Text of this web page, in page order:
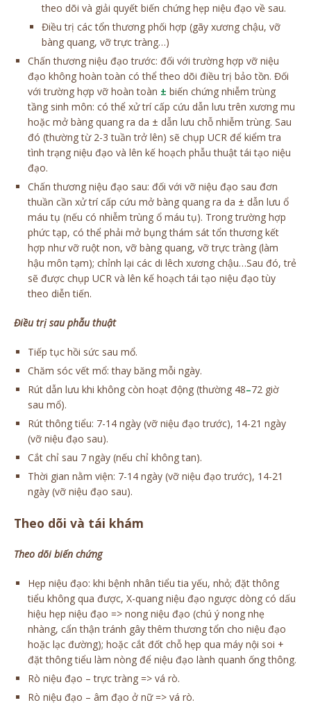
theo dõi và giải quyết biến chứng hẹp niệu đạo về sau.
Điều trị các tổn thương phối hợp (gãy xương chậu, vỡ
bàng quang, vỡ trực tràng…)
Chấn thương niệu đạo trước: đối với trường hợp vỡ niệu
đạo không hoàn toàn có thể theo dõi điều trị bảo tồn. Đối
với trường hợp vỡ hoàn toàn ± biến chứng nhiễm trùng
tầng sinh môn: có thể xử trí cấp cứu dẫn lưu trên xương mu
hoặc mở bàng quang ra da ± dẫn lưu chỗ nhiễm trùng. Sau
đó (thường từ 2-3 tuần trở lên) sẽ chụp UCR để kiểm tra
tình trạng niệu đạo và lên kế hoạch phẫu thuật tái tạo niệu
đạo.
Chấn thương niệu đạo sau: đối với vỡ niệu đạo sau đơn
thuần cần xử trí cấp cứu mở bàng quang ra da ± dẫn lưu ổ
máu tụ (nếu có nhiễm trùng ổ máu tụ). Trong trường hợp
phức tạp, có thể phải mở bụng thám sát tổn thương kết
hợp như vỡ ruột non, vỡ bàng quang, vỡ trực tràng (làm
hậu môn tạm); chỉnh lại các di lêch xương chậu…Sau đó, trẻ
sẽ được chụp UCR và lên kế hoạch tái tạo niệu đạo tùy
theo diễn tiến.
Điều trị sau phẫu thuật
Tiếp tục hồi sức sau mổ.
Chăm sóc vết mổ: thay băng mỗi ngày.
Rút dẫn lưu khi không còn hoạt động (thường 48–72 giờ
sau mổ).
Rút thông tiểu: 7-14 ngày (vỡ niệu đạo trước), 14-21 ngày
(vỡ niệu đạo sau).
Cắt chỉ sau 7 ngày (nếu chỉ không tan).
Thời gian nằm viện: 7-14 ngày (vỡ niệu đạo trước), 14-21
ngày (vỡ niệu đạo sau).
Theo dõi và tái khám
Theo dõi biến chứng
Hẹp niệu đạo: khi bệnh nhân tiểu tia yếu, nhỏ; đặt thông
tiểu không qua được, X-quang niệu đạo ngược dòng có dấu
hiệu hẹp niệu đạo => nong niệu đạo (chú ý nong nhẹ
nhàng, cẩn thận tránh gây thêm thương tổn cho niệu đạo
hoặc lạc đường); hoặc cắt đốt chỗ hẹp qua máy nội soi +
đặt thông tiểu làm nòng để niệu đạo lành quanh ống thông.
Rò niệu đạo – trực tràng => vá rò.
Rò niệu đạo – âm đạo ở nữ => vá rò.